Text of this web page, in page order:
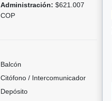
Administración: $621.007
COP
Balcón
Citófono / Intercomunicador
Depósito